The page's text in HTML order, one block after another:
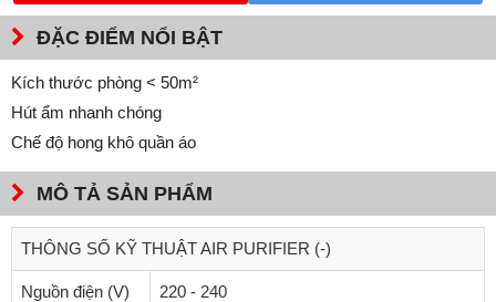
ĐẶC ĐIỂM NỔI BẬT
Kích thước phòng < 50m²
Hút ẩm nhanh chóng
Chế độ hong khô quần áo
MÔ TẢ SẢN PHẨM
THÔNG SỐ KỸ THUẬT AIR PURIFIER (-)
Nguồn điện (V)
220 - 240